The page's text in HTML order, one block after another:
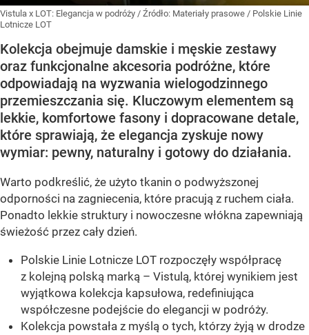
Vistula x LOT: Elegancja w podróży / Źródło: Materiały prasowe / Polskie Linie
Lotnicze LOT
Kolekcja obejmuje damskie i męskie zestawy
oraz funkcjonalne akcesoria podróżne, które
odpowiadają na wyzwania wielogodzinnego
przemieszczania się. Kluczowym elementem są
lekkie, komfortowe fasony i dopracowane detale,
które sprawiają, że elegancja zyskuje nowy
wymiar: pewny, naturalny i gotowy do działania.
Warto podkreślić, że użyto tkanin o podwyższonej
odporności na zagniecenia, które pracują z ruchem ciała.
Ponadto lekkie struktury i nowoczesne włókna zapewniają
świeżość przez cały dzień.
Polskie Linie Lotnicze LOT rozpoczęły współpracę
z kolejną polską marką – Vistulą, której wynikiem jest
wyjątkowa kolekcja kapsułowa, redefiniująca
współczesne podejście do elegancji w podróży.
Kolekcja powstała z myślą o tych, którzy żyją w drodze